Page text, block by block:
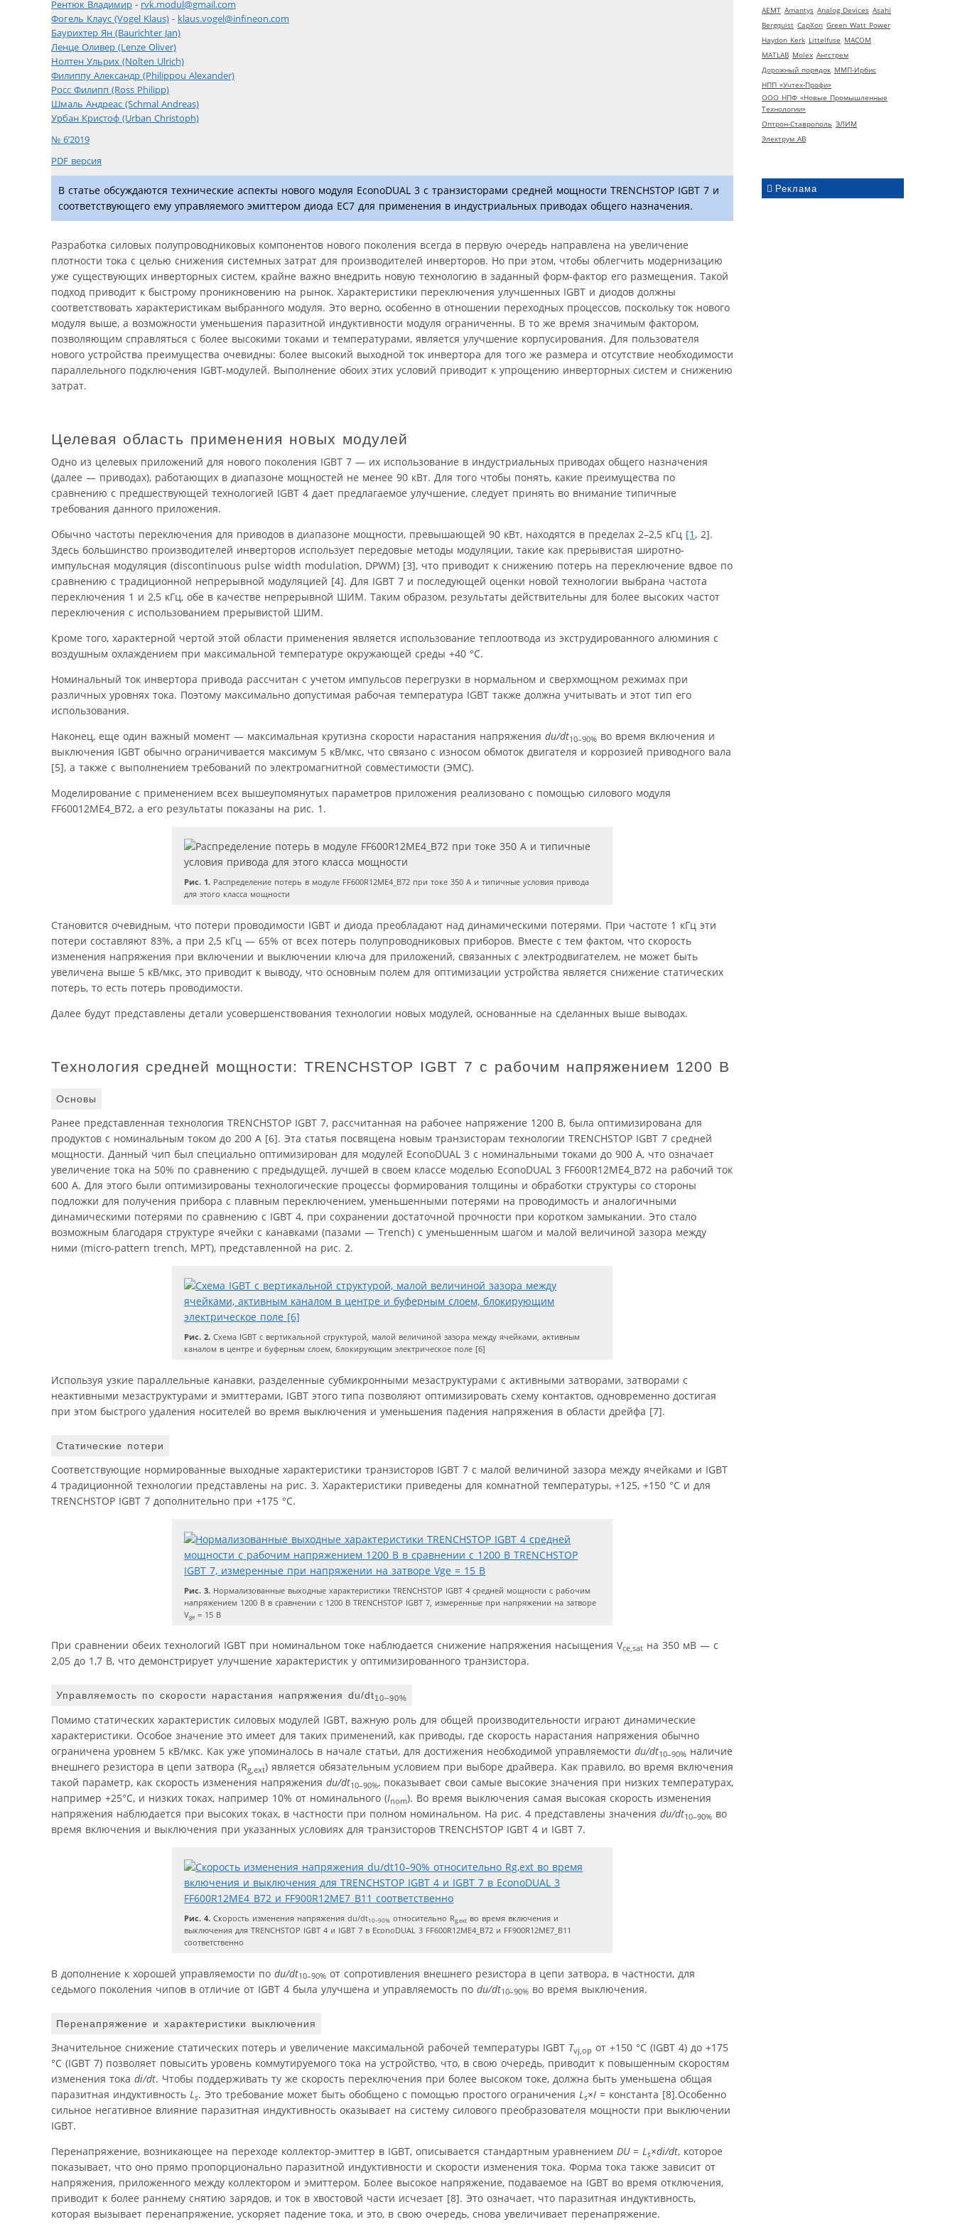
AEMT Amantys Analog Devices Asahi
Bergquist CapXon Green Watt Power
Haydon Kerk Littelfuse MACOM
MATLAB Molex Ангстрем
Дорожный порядок ММП-Ирбис
НПП «Учтех-Профи»
ООО НПФ «Новые Промышленные
Технологии»
Оптрон-Ставрополь ЭЛИМ
Электрум АВ
Реклама
Рентюк Владимир - rvk.modul@gmail.com
Фогель Клаус (Vogel Klaus) - klaus.vogel@infineon.com
Баурихтер Ян (Baurichter Jan)
Ленце Оливер (Lenze Oliver)
Нолтен Ульрих (Nolten Ulrich)
Филиппу Александр (Philippou Alexander)
Росс Филипп (Ross Philipp)
Шмаль Андреас (Schmal Andreas)
Урбан Кристоф (Urban Christoph)
№ 6’2019
PDF версия
В статье обсуждаются технические аспекты нового модуля EconoDUAL 3 с транзисторами средней мощности TRENCHSTOP IGBT 7 и
соответствующего ему управляемого эмиттером диода EC7 для применения в индустриальных приводах общего назначения.
Разработка силовых полупроводниковых компонентов нового поколения всегда в первую очередь направлена на увеличение
плотности тока с целью снижения системных затрат для производителей инверторов. Но при этом, чтобы облегчить модернизацию
уже существующих инверторных систем, крайне важно внедрить новую технологию в заданный форм-фактор его размещения. Такой
подход приводит к быстрому проникновению на рынок. Характеристики переключения улучшенных IGBT и диодов должны
соответствовать характеристикам выбранного модуля. Это верно, особенно в отношении переходных процессов, поскольку ток нового
модуля выше, а возможности уменьшения паразитной индуктивности модуля ограниченны. В то же время значимым фактором,
позволяющим справляться с более высокими токами и температурами, является улучшение корпусирования. Для пользователя
нового устройства преимущества очевидны: более высокий выходной ток инвертора для того же размера и отсутствие необходимости
параллельного подключения IGBT-модулей. Выполнение обоих этих условий приводит к упрощению инверторных систем и снижению
затрат.
Целевая область применения новых модулей
Одно из целевых приложений для нового поколения IGBT 7 — их использование в индустриальных приводах общего назначения
(далее — приводах), работающих в диапазоне мощностей не менее 90 кВт. Для того чтобы понять, какие преимущества по
сравнению с предшествующей технологией IGBT 4 дает предлагаемое улучшение, следует принять во внимание типичные
требования данного приложения.
Обычно частоты переключения для приводов в диапазоне мощности, превышающей 90 кВт, находятся в пределах 2–2,5 кГц [1, 2].
Здесь большинство производителей инверторов использует передовые методы модуляции, такие как прерывистая широтно-
импульсная модуляция (discontinuous pulse width modulation, DPWM) [3], что приводит к снижению потерь на переключение вдвое по
сравнению с традиционной непрерывной модуляцией [4]. Для IGBT 7 и последующей оценки новой технологии выбрана частота
переключения 1 и 2,5 кГц, обе в качестве непрерывной ШИМ. Таким образом, результаты действительны для более высоких частот
переключения с использованием прерывистой ШИМ.
Кроме того, характерной чертой этой области применения является использование теплоотвода из экструдированного алюминия с
воздушным охлаждением при максимальной температуре окружающей среды +40 °C.
Номинальный ток инвертора привода рассчитан с учетом импульсов перегрузки в нормальном и сверхмощном режимах при
различных уровнях тока. Поэтому максимально допустимая рабочая температура IGBT также должна учитывать и этот тип его
использования.
Наконец, еще один важный момент — максимальная крутизна скорости нарастания напряжения du/dt10–90% во время включения и
выключения IGBT обычно ограничивается максимум 5 кВ/мкс, что связано с износом обмоток двигателя и коррозией приводного вала
[5], а также с выполнением требований по электромагнитной совместимости (ЭМС).
Моделирование с применением всех вышеупомянутых параметров приложения реализовано с помощью силового модуля
FF60012ME4_B72, а его результаты показаны на рис. 1.
Рис. 1. Распределение потерь в модуле FF600R12ME4_B72 при токе 350 А и типичные условия привода
для этого класса мощности
Становится очевидным, что потери проводимости IGBT и диода преобладают над динамическими потерями. При частоте 1 кГц эти
потери составляют 83%, а при 2,5 кГц — 65% от всех потерь полупровод­никовых приборов. Вместе с тем фактом, что скорость
изменения напряжения при включении и выключении ключа для приложений, связанных с электродвигателем, не может быть
увеличена выше 5 кВ/мкс, это приводит к выводу, что основным полем для оптимизации устройства является снижение статических
потерь, то есть потерь проводимости.
Далее будут представлены детали усовершенствования технологии новых модулей, основанные на сделанных выше выводах.
Технология средней мощности: TRENCHSTOP IGBT 7 с рабочим напряжением 1200 В
Основы
Ранее представленная технология TRENCHSTOP IGBT 7, рассчитанная на рабочее напряжение 1200 В, была оптимизирована для
продуктов с номинальным током до 200 А [6]. Эта статья посвящена новым транзисторам технологии TRENCHSTOP IGBT 7 средней
мощности. Данный чип был специально оптимизирован для модулей EconoDUAL 3 с номинальными токами до 900 А, что означает
увеличение тока на 50% по сравнению с предыдущей, лучшей в своем классе моделью EconoDUAL 3 FF600R12ME4_B72 на рабочий ток
600 А. Для этого были оптимизированы технологические процессы формирования толщины и обработки структуры со стороны
подложки для получения прибора с плавным переключением, уменьшенными потерями на проводимость и аналогичными
динамическими потерями по сравнению с IGBT 4, при сохранении достаточной прочности при коротком замыкании. Это стало
возможным благодаря структуре ячейки с канавками (пазами — Trench) с уменьшенным шагом и малой величиной зазора между
ними (micro-pattern trench, MPT), представленной на рис. 2.
Рис. 2. Схема IGBT с вертикальной структурой, малой величиной зазора между ячейками, активным
каналом в центре и буферным слоем, блокирующим электрическое поле [6]
Используя узкие параллельные канавки, разделенные субмикронными мезаструктурами с активными затворами, затворами с
неактивными мезаструктурами и эмиттерами, IGBT этого типа позволяют оптимизировать схему контактов, одновременно достигая
при этом быстрого удаления носителей во время выключения и уменьшения падения напряжения в области дрейфа [7].
Статические потери
Соответствующие нормированные выходные характеристики транзисторов IGBT 7 с малой величиной зазора между ячейками и IGBT
4 традиционной технологии представлены на рис. 3. Характеристики приведены для комнатной температуры, +125, +150 °C и для
TRENCHSTOP IGBT 7 дополнительно при +175 °C.
Рис. 3. Нормализованные выходные характеристики TRENCHSTOP IGBT 4 средней мощности с рабочим
напряжением 1200 В в сравнении с 1200 В TRENCHSTOP IGBT 7, измеренные при напряжении на затворе
Vge = 15 В
При сравнении обеих технологий IGBT при номинальном токе наблюдается снижение напряжения насыщения Vce,sat на 350 мВ — с
2,05 до 1,7 В, что демонстрирует улучшение характеристик у оптимизированного транзистора.
Управляемость по скорости нарастания напряжения du/dt10–90%
Помимо статических характеристик силовых модулей IGBT, важную роль для общей производительности играют динамические
характеристики. Особое значение это имеет для таких применений, как приводы, где скорость нарастания напряжения обычно
ограничена уровнем 5 кВ/мкс. Как уже упоминалось в начале статьи, для достижения необходимой управляемости du/dt10–90% наличие
внешнего резистора в цепи затвора (Rg,ext) является обязательным условием при выборе драйвера. Как правило, во время включения
такой параметр, как скорость изменения напряжения du/dt10–90%, показывает свои самые высокие значения при низких температурах,
например +25°C, и низких токах, например 10% от номинального (Inom). Во время выключения самая высокая скорость изменения
напряжения наблюдается при высоких токах, в частности при полном номинальном. На рис. 4 представлены значения du/dt10–90% во
время включения и выключения при указанных условиях для транзисторов TRENCHSTOP IGBT 4 и IGBT 7.
Рис. 4. Скорость изменения напряжения du/dt10–90% относительно Rg,ext во время включения и
выключения для TRENCHSTOP IGBT 4 и IGBT 7 в EconoDUAL 3 FF600R12ME4_B72 и FF900R12ME7_B11
соответственно
В дополнение к хорошей управляемости по du/dt10–90% от сопротивления внешнего резистора в цепи затвора, в частности, для
седьмого поколения чипов в отличие от IGBT 4 была улучшена и управляемость по du/dt10–90% во время выключения.
Перенапряжение и характеристики выключения
Значительное снижение статических потерь и увеличение максимальной рабочей температуры IGBT Tvj,op от +150 °C (IGBT 4) до +175
°C (IGBT 7) позволяет повысить уровень коммутируемого тока на устройство, что, в свою очередь, приводит к повышенным скоростям
изменения тока di/dt. Чтобы поддерживать ту же скорость переключения при более высоком токе, должна быть уменьшена общая
паразитная индуктивность Ls. Это требование может быть обобщено с помощью простого ограничения Ls×I = константа [8].Особенно
сильное негативное влияние паразитная индуктивность оказывает на систему силового преобразователя мощности при выключении
IGBT.
Перенапряжение, возникающее на переходе коллектор-эмиттер в IGBT, описывается стандартным уравнением DU= Ls×di/dt, которое
показывает, что оно прямо пропорционально паразитной индуктивности и скорости изменения тока. Форма тока также зависит от
напряжения, приложенного между коллектором и эмиттером. Более высокое напряжение, подаваемое на IGBT во время отключения,
приводит к более раннему снятию зарядов, и ток в хвостовой части исчезает [8]. Это означает, что паразитная индуктивность,
которая вызывает перенапряжение, ускоряет падение тока, и это, в свою очередь, снова увеличивает перенапряжение.